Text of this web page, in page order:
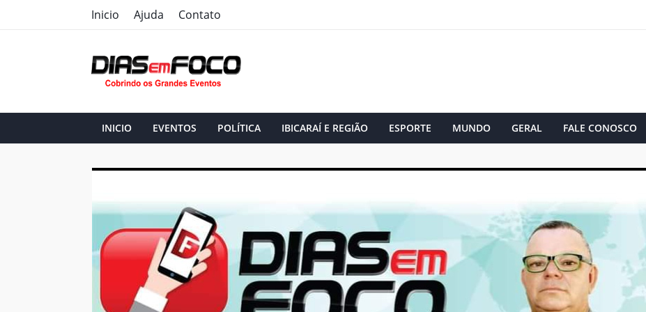
Inicio Ajuda Contato
INICIO EVENTOS POLÍTICA IBICARAÍ E REGIÃO ESPORTE MUNDO GERAL FALE CONOSCO